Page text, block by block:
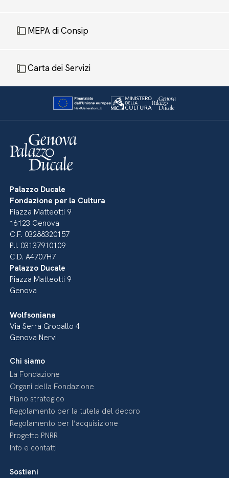
MEPA di Consip
Carta dei Servizi
Palazzo Ducale
Fondazione per la Cultura
Piazza Matteotti 9
16123 Genova
C.F. 03288320157
P.I. 03137910109
C.D. A4707H7
Palazzo Ducale
Piazza Matteotti 9
Genova
Wolfsoniana
Via Serra Gropallo 4
Genova Nervi
Chi siamo
La Fondazione
Organi della Fondazione
Piano strategico
Regolamento per la tutela del decoro
Regolamento per l’acquisizione
Progetto PNRR
Info e contatti
Sostieni